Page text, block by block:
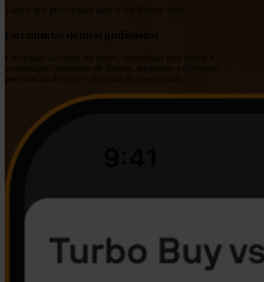
Ferramentas de nível profissional
Estratégias baseadas em dados, concebidas para apoiar a
acumulação consistente de Bitcoin, adaptadas a diferentes
preferências de risco e objetivos de longo prazo.